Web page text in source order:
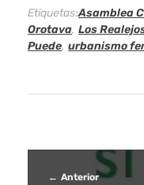
p
a
l
s
Etiquetas:Asamblea
Orotava, Los
Puede, urbanismo
Anterior